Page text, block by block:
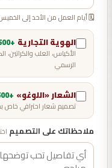
🗓️ أيام العمل من الأحد إلى
الهوية التجارية +1,500
الأكياس، العلب
الرسمي
الشعار «اللوغو» +1,500
تصميم شعار احترافي
ملاحظاتك على التصميم